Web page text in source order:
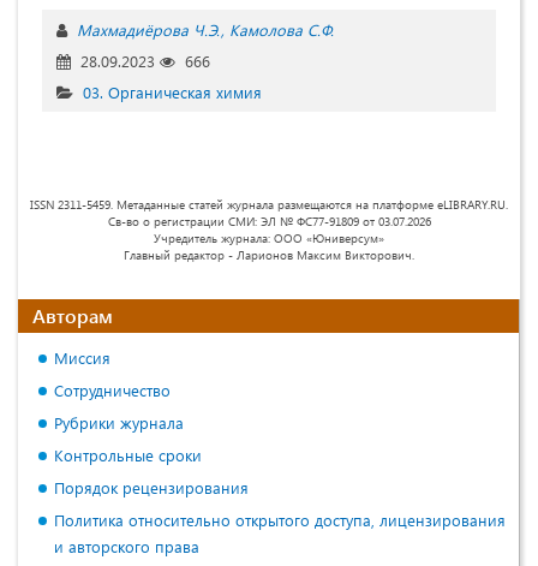
Махмадиёрова Ч.Э. Камолова С.Ф.
28.09.2023
666
03. Органическая химия
ISSN 2311-5459. Метаданные статей журнала размещаются на платформе eLIBRARY.RU.
Св-во о регистрации СМИ: ЭЛ № ФС77-91809 от 03.07.2026
Учредитель журнала: ООО «Юниверсум»
Главный редактор - Ларионов Максим Викторович.
Авторам
Миссия
Сотрудничество
Рубрики журнала
Контрольные сроки
Порядок рецензирования
Политика относительно открытого доступа, лицензирования
и авторского права